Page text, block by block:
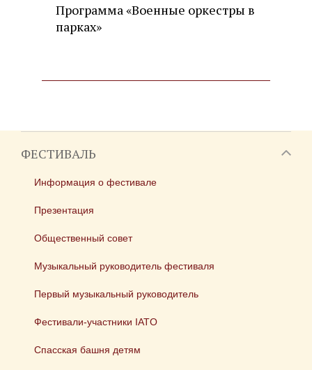
Программа «Военные оркестры в
парках»
ФЕСТИВАЛЬ
Информация о фестивале
Презентация
Общественный совет
Музыкальный руководитель фестиваля
Первый музыкальный руководитель
Фестивали-участники IATO
Спасская башня детям